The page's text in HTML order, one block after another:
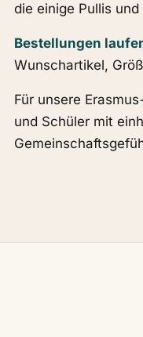
die einige Pullis
Bestellungen
Wunschartikel,
Für unsere
und Schüler mit